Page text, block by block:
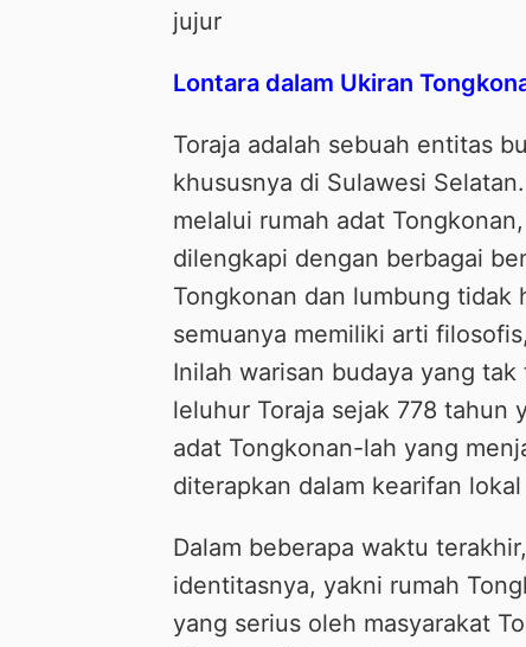
jujur
Lontara dalam Ukiran
Toraja adalah sebuah entitas
khususnya di Sulawesi
melalui rumah adat
dilengkapi dengan berbagai
Tongkonan dan lumbung tidak
semuanya memiliki arti
Inilah warisan budaya yang
leluhur Toraja sejak 778 tahun
adat Tongkonan-lah yang
diterapkan dalam kearifan
Dalam beberapa waktu
identitasnya, yakni rumah
yang serius oleh masyarakat